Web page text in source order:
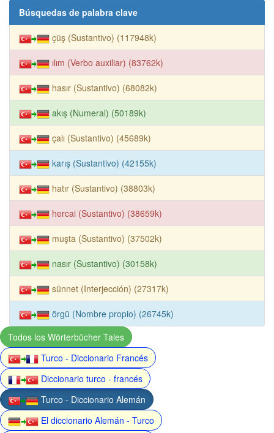
Búsquedas de palabra clave
çüş (Sustantivo) (117948k)
ılım (Verbo auxiliar) (83762k)
hasır (Sustantivo) (68082k)
akış (Numeral) (50189k)
çalı (Sustantivo) (45689k)
karış (Sustantivo) (42155k)
hatır (Sustantivo) (38803k)
hercai (Sustantivo) (38659k)
muşta (Sustantivo) (37502k)
nasır (Sustantivo) (30158k)
sünnet (Interjección) (27317k)
örgü (Nombre propio) (26745k)
Todos los Wörterbücher Tales
Turco - Diccionario Francés
Diccionario turco - francés
Turco - Diccionario Alemán
El diccionario Alemán - Turco